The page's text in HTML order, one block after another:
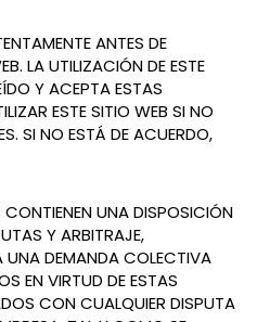
ANTES DE
LA UTILIZACIÓN DE ESTE
Y ACEPTA ESTAS
ESTE SITIO WEB SI NO
SI NO ESTÁ DE ACUERDO,
UNA DISPOSICIÓN
Y ARBITRAJE,
UNA DEMANDA COLECTIVA
EN VIRTUD DE ESTAS
CON CUALQUIER DISPUTA